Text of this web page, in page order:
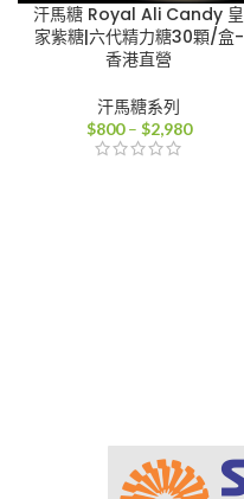
汗馬糖 Royal Ali Candy 皇
家紫糖|六代精力糖30顆/盒-
香港直營
汗馬糖系列
$800 – $2,980價